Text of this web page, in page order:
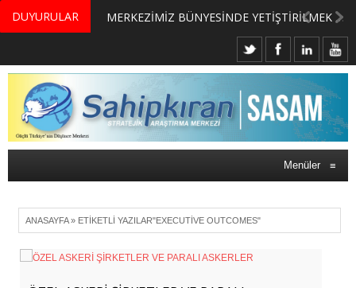
DUYURULAR MERKEZİMİZ BÜNYESİNDE YETİŞTİRİLMEK ÜZERE GÖNÜLLÜ ÜLKE MASASI UZMANI VE UZMAN ADAYLARI ARIYORUZ
Menüler ≡
ANASAYFA» ETIKETLI YAZILAR"EXECUTIVE OUTCOMES"